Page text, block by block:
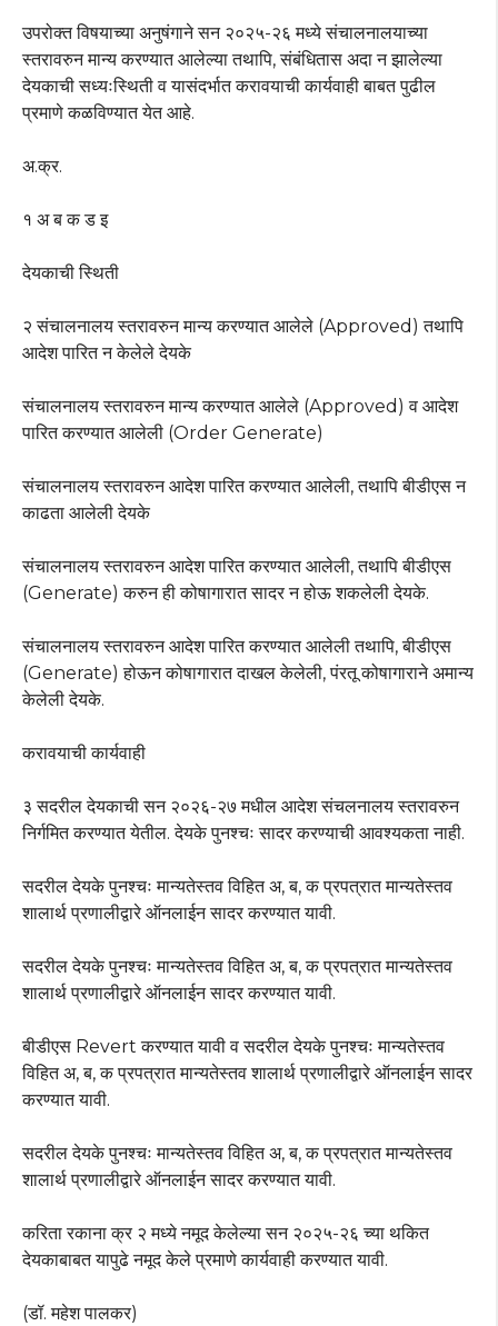
उपरोक्त विषयाच्या अनुषंगाने सन २०२५-२६ मध्ये संचालनालयाच्या
स्तरावरुन मान्य करण्यात आलेल्या तथापि, संबंधितास अदा न झालेल्या
देयकाची सध्यःस्थिती व यासंदर्भात करावयाची कार्यवाही बाबत पुढील
प्रमाणे कळविण्यात येत आहे.
अ.क्र.
१ अ ब क ड इ
देयकाची स्थिती
२ संचालनालय स्तरावरुन मान्य करण्यात आलेले (Approved) तथापि
आदेश पारित न केलेले देयके
संचालनालय स्तरावरुन मान्य करण्यात आलेले (Approved) व आदेश
पारित करण्यात आलेली (Order Generate)
संचालनालय स्तरावरुन आदेश पारित करण्यात आलेली, तथापि बीडीएस न
काढता आलेली देयके
संचालनालय स्तरावरुन आदेश पारित करण्यात आलेली, तथापि बीडीएस
(Generate) करुन ही कोषागारात सादर न होऊ शकलेली देयके.
संचालनालय स्तरावरुन आदेश पारित करण्यात आलेली तथापि, बीडीएस
(Generate) होऊन कोषागारात दाखल केलेली, पंरतू कोषागाराने अमान्य
केलेली देयके.
करावयाची कार्यवाही
३ सदरील देयकाची सन २०२६-२७ मधील आदेश संचलनालय स्तरावरुन
निर्गमित करण्यात येतील. देयके पुनश्चः सादर करण्याची आवश्यकता नाही.
सदरील देयके पुनश्चः मान्यतेस्तव विहित अ, ब, क प्रपत्रात मान्यतेस्तव
शालार्थ प्रणालीद्वारे ऑनलाईन सादर करण्यात यावी.
सदरील देयके पुनश्चः मान्यतेस्तव विहित अ, ब, क प्रपत्रात मान्यतेस्तव
शालार्थ प्रणालीद्वारे ऑनलाईन सादर करण्यात यावी.
बीडीएस Revert करण्यात यावी व सदरील देयके पुनश्चः मान्यतेस्तव
विहित अ, ब, क प्रपत्रात मान्यतेस्तव शालार्थ प्रणालीद्वारे ऑनलाईन सादर
करण्यात यावी.
सदरील देयके पुनश्चः मान्यतेस्तव विहित अ, ब, क प्रपत्रात मान्यतेस्तव
शालार्थ प्रणालीद्वारे ऑनलाईन सादर करण्यात यावी.
करिता रकाना क्र २ मध्ये नमूद केलेल्या सन २०२५-२६ च्या थकित
देयकाबाबत यापुढे नमूद केले प्रमाणे कार्यवाही करण्यात यावी.
(डॉ. महेश पालकर)